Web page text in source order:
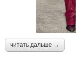
читать дальше →